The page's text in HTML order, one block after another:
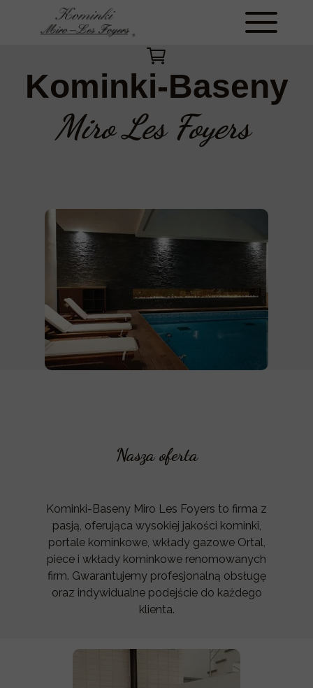
Kominki-Baseny
Miro Les Foyers
Nasza oferta
Kominki-Baseny Miro Les Foyers to firma z
pasją, oferująca wysokiej jakości kominki,
portale kominkowe, wkłady gazowe Ortal,
piece i wkłady kominkowe renomowanych
firm. Gwarantujemy profesjonalną obsługę
oraz indywidualne podejście do każdego
klienta.